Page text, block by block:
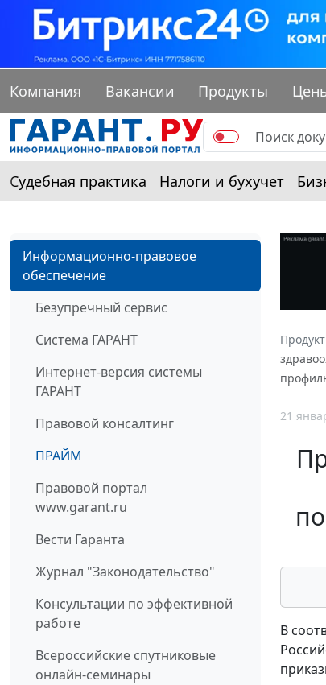
Компания Вакансии Продукты
Судебная практика Налоги и бухучет
Информационно-правовое
обеспечение
Безупречный сервис
Система ГАРАНТ
Интернет-версия системы
ГАРАНТ
Правовой консалтинг
ПРАЙМ
Правовой портал
www.garant.ru
Вести Гаранта
Журнал "Законодательство"
Консультации по эффективной
работе
Всероссийские спутниковые
онлайн-семинары
21
В